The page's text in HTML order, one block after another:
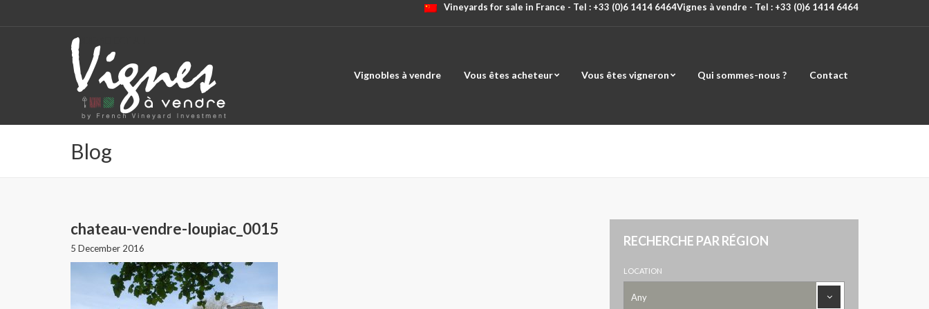
Vineyards for sale in France - Tel : +33 (0)6 1414 6464Vignes à vendre - Tel : +33 (0)6 1414 6464
CODE: SELECT ALL
Vignobles à vendre Vous êtes acheteur Vous êtes vigneron Qui sommes-nous ? Contact
Blog
chateau-vendre-loupiac_0015
5 December 2016 RECHERCHE PAR RÉGION
LOCATION